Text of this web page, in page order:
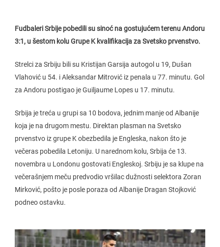
Fudbaleri Srbije pobedili su sinoć na gostujućem terenu Andoru
3:1, u šestom kolu Grupe K kvalifikacija za Svetsko prvenstvo.
Strelci za Srbiju bili su Kristijan Garsija autogol u 19, Dušan
Vlahović u 54. i Aleksandar Mitrović iz penala u 77. minutu. Gol
za Andoru postigao je Guiljaume Lopes u 17. minutu.
Srbija je treća u grupi sa 10 bodova, jednim manje od Albanije
koja je na drugom mestu. Direktan plasman na Svetsko
prvenstvo iz grupe K obezbedila je Engleska, nakon što je
večeras pobedila Letoniju. U narednom kolu, Srbija će 13.
novembra u Londonu gostovati Engleskoj. Srbiju je sa klupe na
večerašnjem meču predvodio vršilac dužnosti selektora Zoran
Mirković, pošto je posle poraza od Albanije Dragan Stojković
podneo ostavku.